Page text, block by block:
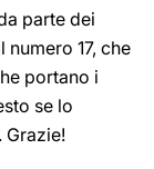
parte dei
17, che
portano i
se lo
Grazie!